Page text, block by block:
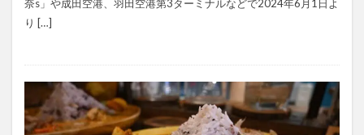
奈s」や成田空港、羽田空港第3ターミナルなどで2024年6月1日よ
り […]